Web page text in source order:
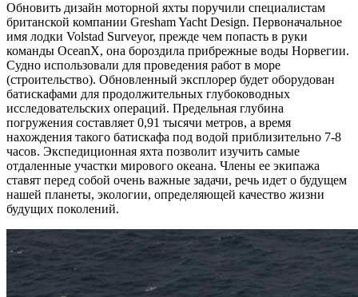
Обновить дизайн моторной яхты поручили специалистам
британской компании Gresham Yacht Design. Первоначальное
имя лодки Volstad Surveyor, прежде чем попасть в руки
команды OceanX, она бороздила прибрежные воды Норвегии.
Судно использовали для проведения работ в море
(строительство). Обновленный эксплорер будет оборудован
батискафами для продолжительных глубоководных
исследовательских операций. Предельная глубина
погружения составляет 0,91 тысячи метров, а время
нахождения такого батискафа под водой приблизительно 7-8
часов. Экспедиционная яхта позволит изучить самые
отдаленные участки мирового океана. Члены ее экипажа
ставят перед собой очень важные задачи, речь идет о будущем
нашей планеты, экологии, определяющей качество жизни
будущих поколений.